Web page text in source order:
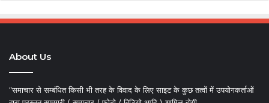
About Us
“समाचार से सम्बंधित किसी भी तरह के विवाद के लिए साइट के कुछ तत्वों में उपयोगकर्ताओं